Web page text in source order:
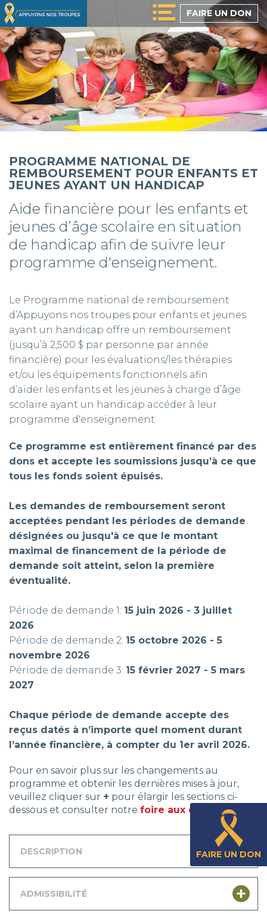
Passer
au
contenu
principal
FAIRE UN DON
FAIRE UN DON
PROGRAMME NATIONAL DE
REMBOURSEMENT POUR ENFANTS ET
JEUNES AYANT UN HANDICAP
Aide financière pour les enfants et
jeunes d’âge scolaire en situation
de handicap afin de suivre leur
programme d'enseignement.
Le Programme national de remboursement
d’Appuyons nos troupes pour enfants et jeunes
ayant un handicap offre un remboursement
(jusqu’à 2,500 $ par personne par année
financière) pour les évaluations/les thérapies
et/ou les équipements fonctionnels afin
d’aider les enfants et les jeunes à charge d’âge
scolaire ayant un handicap accéder à leur
programme d'enseignement.
Ce programme est entièrement financé par des
dons et accepte les soumissions jusqu’à ce que
tous les fonds soient épuisés.
Les demandes de remboursement seront
acceptées pendant les périodes de demande
désignées ou jusqu'à ce que le montant
maximal de financement de la période de
demande soit atteint, selon la première
éventualité.
Période de demande 1: 15 juin 2026 - 3 juillet
2026
Période de demande 2: 15 octobre 2026 - 5
novembre 2026
Période de demande 3: 15 février 2027 - 5 mars
2027
Chaque période de demande accepte des
reçus datés à n’importe quel moment durant
l’année financière, à compter du 1er avril 2026.
Pour en savoir plus sur les changements au
programme et obtenir les dernières mises à jour,
veuillez cliquer sur + pour élargir les sections ci-
dessous et consulter notre foire aux questions
DESCRIPTION
ADMISSIBILITÉ